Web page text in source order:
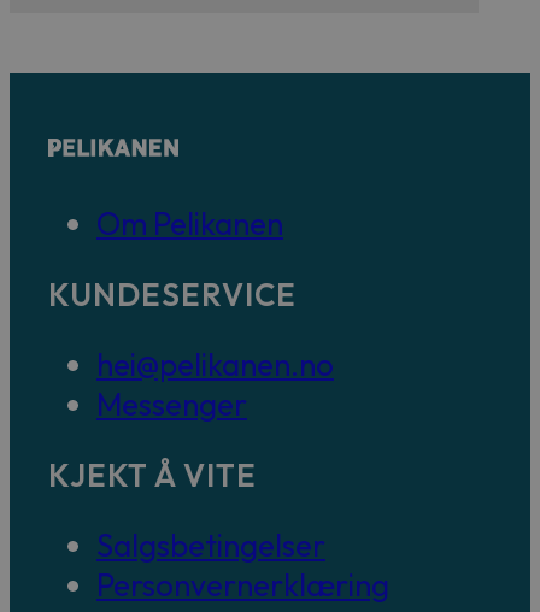
Om Pelikanen
KUNDESERVICE
hei@pelikanen.no
Messenger
KJEKT Å VITE
Salgsbetingelser
Personvernerklæring